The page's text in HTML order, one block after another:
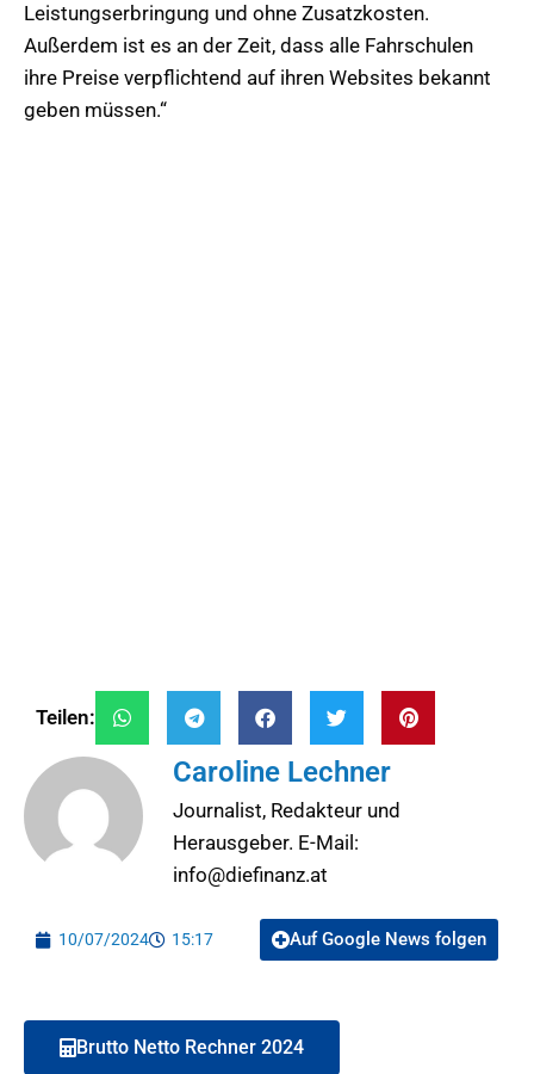
Leistungserbringung und ohne Zusatzkosten.
Außerdem ist es an der Zeit, dass alle Fahrschulen
ihre Preise verpflichtend auf ihren Websites bekannt
geben müssen.
Teilen:
Caroline Lechner
Journalist, Redakteur und
Herausgeber. E-Mail:
info@diefinanz.at
10/07/2024 15:17 Auf Google News folgen
Brutto Netto Rechner 2024